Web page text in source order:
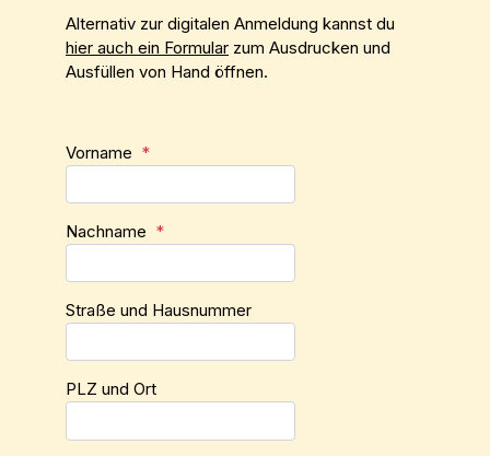
Alternativ zur digitalen Anmeldung kannst du
hier auch ein Formular zum Ausdrucken und
Ausfüllen von Hand öffnen.
Vorname *
Nachname *
Straße und Hausnummer
PLZ und Ort